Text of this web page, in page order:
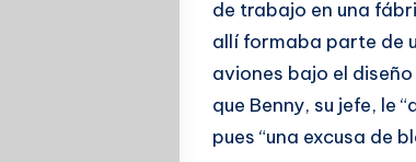
de trabajo en una
allí formaba parte de
aviones bajo el
que Benny, su jefe, le
pues “una excusa de